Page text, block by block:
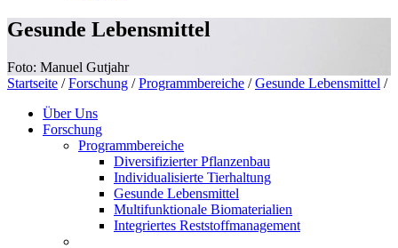
Gesunde Lebensmittel
Foto: Manuel Gutjahr
Startseite / Forschung / Programmbereiche / Gesunde Lebensmittel /
Über Uns
Forschung
Programmbereiche
Diversifizierter Pflanzenbau
Individualisierte Tierhaltung
Gesunde Lebensmittel
Multifunktionale Biomaterialien
Integriertes Reststoffmanagement